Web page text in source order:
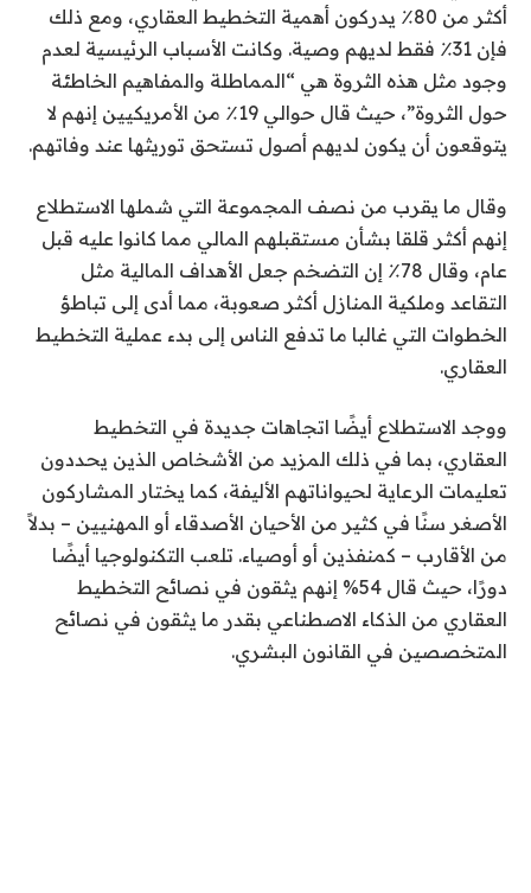
أكثر من 80٪ يدركون أهمية التخطيط العقاري، ومع ذلك
فإن 31٪ فقط لديهم وصية. وكانت الأسباب الرئيسية لعدم
وجود مثل هذه الثروة هي “المماطلة والمفاهيم الخاطئة
حول الثروة”، حيث قال حوالي 19٪ من الأمريكيين إنهم لا
يتوقعون أن يكون لديهم أصول تستحق توريثها عند وفاتهم.
وقال ما يقرب من نصف المجموعة التي شملها الاستطلاع
إنهم أكثر قلقا بشأن مستقبلهم المالي مما كانوا عليه قبل
عام، وقال 78٪ إن التضخم جعل الأهداف المالية مثل
التقاعد وملكية المنازل أكثر صعوبة، مما أدى إلى تباطؤ
الخطوات التي غالبا ما تدفع الناس إلى بدء عملية التخطيط
العقاري.
ووجد الاستطلاع أيضًا اتجاهات جديدة في التخطيط
العقاري، بما في ذلك المزيد من الأشخاص الذين يحددون
تعليمات الرعاية لحيواناتهم الأليفة، كما يختار المشاركون
الأصغر سنًا في كثير من الأحيان الأصدقاء أو المهنيين – بدلاً
من الأقارب – كمنفذين أو أوصياء. تلعب التكنولوجيا أيضًا
دورًا، حيث قال 54% إنهم يثقون في نصائح التخطيط
العقاري من الذكاء الاصطناعي بقدر ما يثقون في نصائح
المتخصصين في القانون البشري.